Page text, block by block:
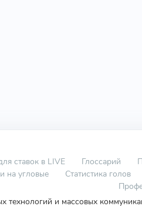
ставок в LIVE Глоссарий
на угловые Статистика голов
технологий и массовых